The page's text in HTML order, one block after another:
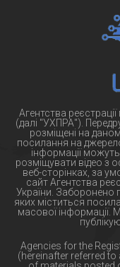
Агентства
(далі "УХПРА").
розміщені на
посилання на
інформації
розміщувати відео з
веб-сторінках, за
сайт Агентства
України. Заборонено
яких міститься
масової інформації.
Agencies for the
(hereinafter referred